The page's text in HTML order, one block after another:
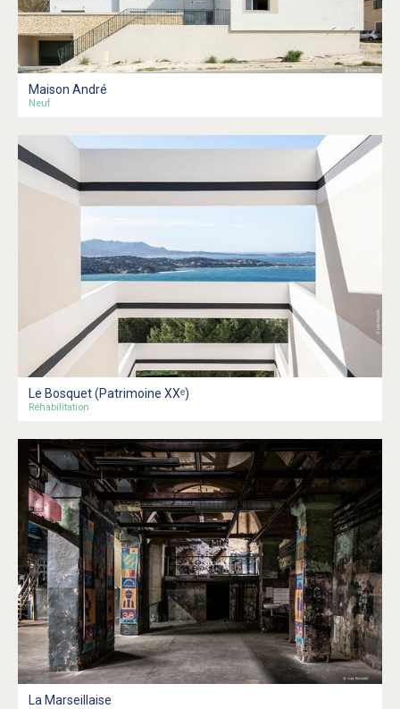
Maison André
Neuf
Le Bosquet (Patrimoine XXᵉ)
Réhabilitation
La Marseillaise